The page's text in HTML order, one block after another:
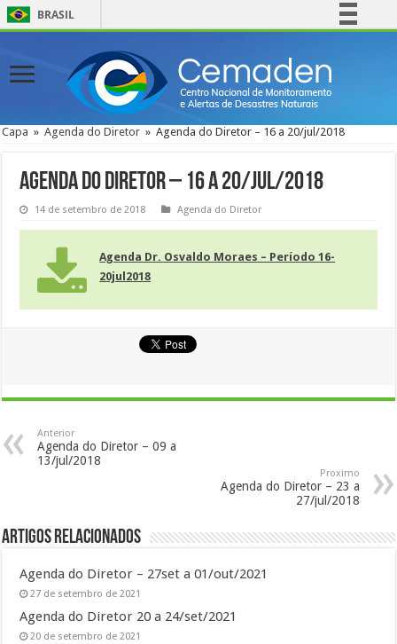
BRASIL
Comunica BR
Participe
Acesso à informação
Canais
Capa » Agenda do Diretor » Agenda do Diretor – 16 a 20/jul/2018
Agenda do Diretor – 16 a 20/jul/2018
14 de setembro de 2018 Agenda do Diretor
Agenda Dr. Osvaldo Moraes – Período 16-
20jul2018
Anterior
Agenda do Diretor – 09 a
13/jul/2018
Proximo
Agenda do Diretor – 23 a
27/jul/2018
Artigos Relacionados
Agenda do Diretor – 27set a 01/out/2021
27 de setembro de 2021
Agenda do Diretor 20 a 24/set/2021
20 de setembro de 2021